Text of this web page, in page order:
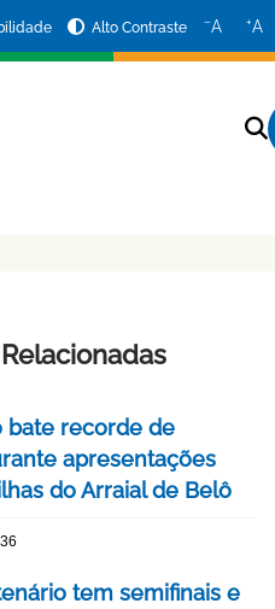
Alto Contraste −A +A
bate recorde de
apresentações
do Arraial de Belô
tem semifinais e